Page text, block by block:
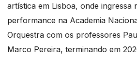
artística em Lisboa, onde ingressa
performance na Academia
Orquestra com os professores
Marco Pereira, terminando em